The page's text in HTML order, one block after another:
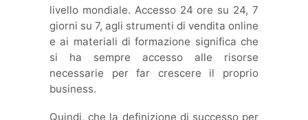
livello mondiale. Accesso 24 ore su 24, 7
giorni su 7, agli strumenti di vendita online
e ai materiali di formazione significa che
si ha sempre accesso alle risorse
necessarie per far crescere il proprio
business.
Quindi, che la definizione di successo per